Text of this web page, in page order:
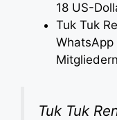
18 US-
Tuk Tuk
Mitgliedern
Tuk Tuk